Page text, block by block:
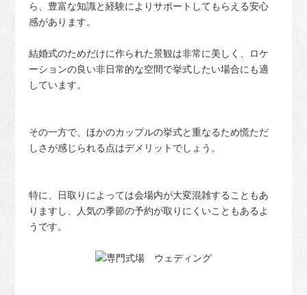
ら、豊富な知識と経験によりサポートしてもらえる安心
感があります。
結婚式のためだけに作られた景観は非常に美しく、ロケ
ーションの良い非日常的な空間で挙式したい場合にも適
しています。
その一方で、ほかのカップルの挙式と重なるため慌ただ
しさが感じられる点はデメリットでしょう。
特に、日取りによっては会場内が大変混雑することもあ
りますし、人気の季節の予約が取りにくいこともあるよ
うです。